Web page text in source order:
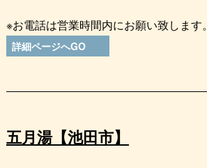
※お電話は営業時間内にお願い致します。
詳細ページへGO
五月湯【池田市】